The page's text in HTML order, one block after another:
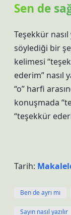
Sen de
Teşekkür nasıl
söylediği bir
kelimesi
ederim” nasıl
“o” harfi
konuşmada
“teşekkür
Tarih:
Ben de ayrı mı
Sayın nasıl yazılır